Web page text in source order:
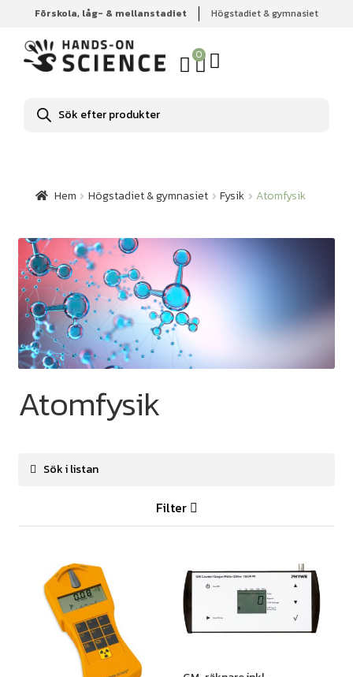
Förskola, låg- & mellanstadiet Högstadiet & gymnasiet
0
Produktsökning
Hem Högstadiet & gymnasiet Fysik Atomfysik
Hem Högstadiet & gymnasiet Fysik Atomfysik
Atomfysik
Filter